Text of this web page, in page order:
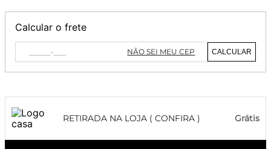
Calcular o frete
NÃO SEI MEU CEP CALCULAR
RETIRADA NA LOJA ( CONFIRA ) Grátis